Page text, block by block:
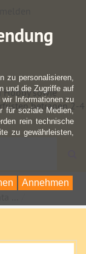
Hobby sowie
betragen 2-4
zu personalisieren,
und die Zugriffe auf
Informationen zu
für soziale Medien,
rein technische
zu gewährleisten,
Annehmen